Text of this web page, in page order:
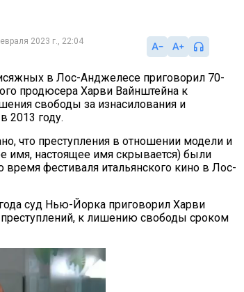
2023 г., 22:04
в Лос-Анджелесе приговорил 70-
продюсера Харви Вайнштейна к
свободы за изнасилования и
2013 году.
что преступления в отношении модели и
имя, настоящее имя скрывается) были
фестиваля итальянского кино в Лос-
суд Нью-Йорка приговорил Харви
к лишению свободы сроком